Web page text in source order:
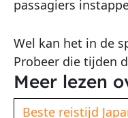
passagiers
Wel kan het in de
Probeer die tijden
Meer lezen
Beste reistijd